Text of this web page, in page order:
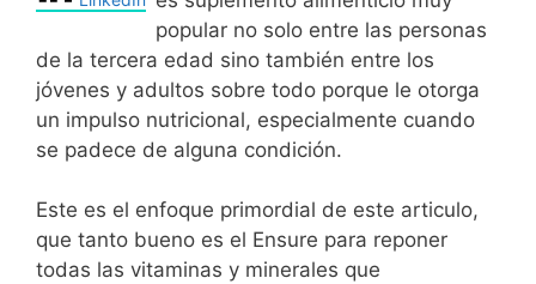
popular no solo entre las personas
de la tercera edad sino también entre los
jóvenes y adultos sobre todo porque le otorga
un impulso nutricional, especialmente cuando
se padece de alguna condición.
Este es el enfoque primordial de este articulo,
que tanto bueno es el Ensure para reponer
todas las vitaminas y minerales que